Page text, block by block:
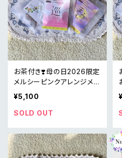
お茶付き❣️母の日2026限定
メルシーピンクアレンジメン
ト
¥5,100
SOLD OUT